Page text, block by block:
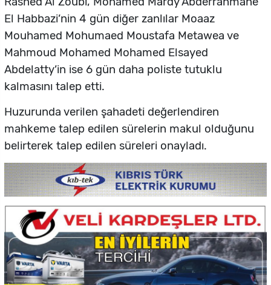
El Habbazi’nin 4 gün diğer zanlılar Moaaz
Mouhamed Mohumaed Moustafa Metawea ve
Mahmoud Mohamed Mohamed Elsayed
Abdelatty’in ise 6 gün daha poliste tutuklu
kalmasını talep etti.
Huzurunda verilen şahadeti değerlendiren
mahkeme talep edilen sürelerin makul olduğunu
belirterek talep edilen süreleri onayladı.